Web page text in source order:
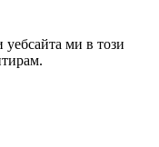
уебсайта ми в този